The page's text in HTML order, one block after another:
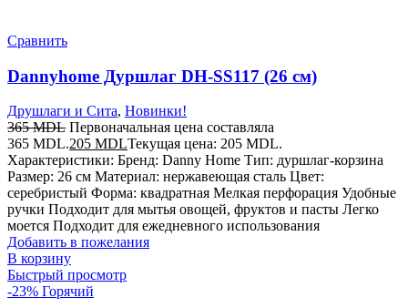
Сравнить
Dannyhome Дуршлаг DH-SS117 (26 см)
Друшлаги и Сита, Новинки!
365MDL Первоначальная цена составляла
365 MDL.205 MDLТекущая цена: 205 MDL.
Характеристики: Бренд: Danny Home Тип: дуршлаг-корзина
Размер: 26 см Материал: нержавеющая сталь Цвет:
серебристый Форма: квадратная Мелкая перфорация Удобные
ручки Подходит для мытья овощей, фруктов и пасты Легко
моется Подходит для ежедневного использования
Добавить в пожелания
В корзину
Быстрый просмотр
-23% Горячий